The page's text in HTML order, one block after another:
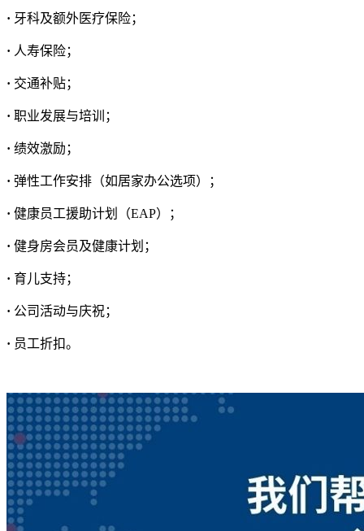
· 牙科及额外医疗保险；
· 人寿保险；
· 交通补贴；
· 职业发展与培训；
· 绩效激励；
· 弹性工作安排（如居家办公选项）；
· 健康员工援助计划（EAP）；
· 健身房会员及健康计划；
· 育儿支持；
· 公司活动与庆祝；
· 员工折扣。